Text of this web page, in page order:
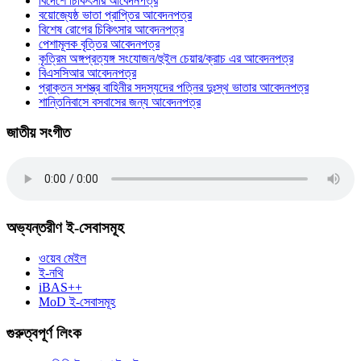
বয়োজ্যেষ্ঠ ভাতা প্রাপ্তির আবেদনপত্র
বিশেষ রোগের চিকিৎসার আবেদনপত্র
পেশামূলক বৃত্তির আবেদনপত্র
কৃত্রিম অঙ্গপ্রত্যঙ্গ সংযোজন/হুইল চেয়ার/ক্রাচ এর আবেদনপত্র
বিএসসিআর আবেদনপত্র
প্রাক্তন সশস্ত্র বাহিনীর সদস্যদের পত্নির দুঃস্থ ভাতার আবেদনপত্র
শান্তিনিবাসে বসবাসের জন্য আবেদনপত্র
জাতীয় সংগীত
অভ্যন্তরীণ ই-সেবাসমূহ
ওয়েব মেইল
ই-নথি
iBAS++
MoD ই-সেবাসমূহ
গুরুত্বপূর্ণ লিংক